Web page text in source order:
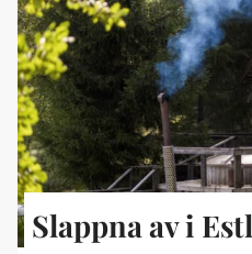
Slappna av i